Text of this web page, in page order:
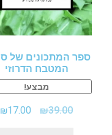
ספר המתכונים של
המטבח הדרוזי
מבצע!
₪39.00
₪17.00